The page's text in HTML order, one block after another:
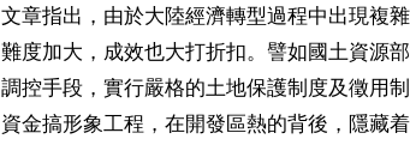
文章指出，由於大陸經濟轉型過程中出現複
難度加大，成效也大打折扣。譬如國土資源
調控手段，實行嚴格的土地保護制度及徵用
資金搞形象工程，在開發區熱的背後，隱藏